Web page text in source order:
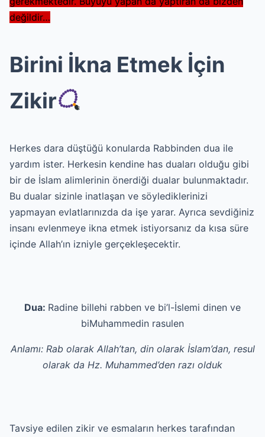
değildir…
Birini İkna Etmek İçin
Zikir
Herkes dara düştüğü konularda Rabbinden dua ile
yardım ister. Herkesin kendine has duaları olduğu gibi
bir de İslam alimlerinin önerdiği dualar bulunmaktadır.
Bu dualar sizinle inatlaşan ve söylediklerinizi
yapmayan evlatlarınızda da işe yarar. Ayrıca sevdiğiniz
insanı evlenmeye ikna etmek istiyorsanız da kısa süre
içinde Allah’ın izniyle gerçekleşecektir.
Dua: Radine billehi rabben ve bi’l-İslemi dinen ve
biMuhammedin rasulen
Anlamı: Rab olarak Allah’tan, din olarak İslam’dan, resul
olarak da Hz. Muhammed’den razı olduk
Tavsiye edilen zikir ve esmaların herkes tarafından